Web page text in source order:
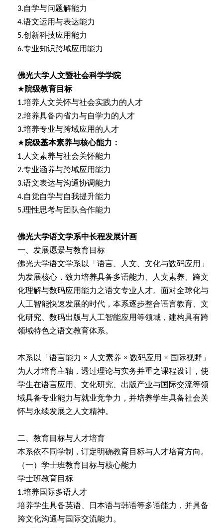
3.自学与问题解能力
4.语文运用与表达能力
5.创新科技应用能力
6.专业知识跨域应用能力
佛光大学人文暨社会科学学院
★院级教育目标
1.培养人文关怀与社会实践力的人才
2.培养具备内省力与自学力的人才
3.培养专业与跨域应用的人才
★院级基本素养与核心能力：
1. 人文素养与社会关怀能力
2.专业涵养与跨域应用能力
3.语文表达与沟通协调能力
4.自觉自学与自我提升能力
5.理性思考与团队合作能力
佛光大学语文学系中长程发展计画
一、发展愿景与教育目标
佛光大学语文学系以「语言、人文、文化与数码应用」
为发展核心，致力培养具备多语能力、人文素养、跨文
化理解与数码应用能力之语文专业人才。面对全球化与
人工智能快速发展的时代，本系逐步整合语言教育、文
化研究、数码出版与人工智能应用等领域，建构具有跨
领域特色之语文教育体系。
本系以「语言能力 × 人文素养 × 数码应用 × 国际视野」
为人才培育主轴，透过理论与实务并重之课程设计，使
学生在语言应用、文化研究、出版产业与国际交流等领
域具备专业能力与就业竞争力，并培养学生具备社会关
怀与永续发展之人文精神。
二、教育目标与人才培育
本系依不同学制，订定明确教育目标与人才培育方向。
（一）学士班教育目标与核心能力
学士班教育目标
1.培养国际多语人才
培养学生具备英语、日本语与韩语等多语能力，并具备
跨文化沟通与国际交流能力。